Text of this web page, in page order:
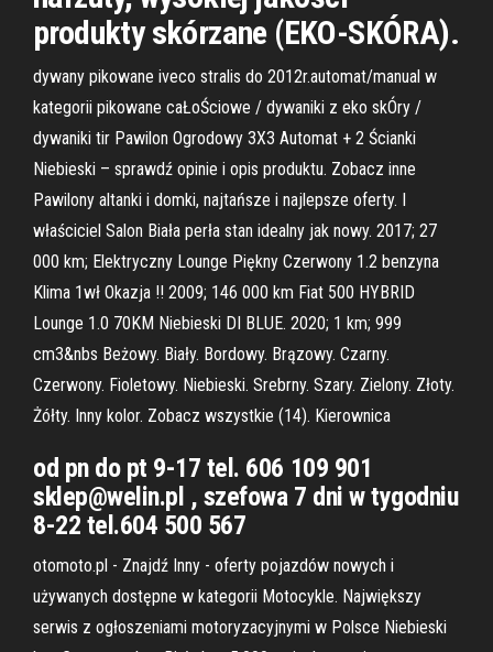
produkty skórzane (EKO-SKÓRA).
dywany pikowane iveco stralis do 2012r.automat/manual w
kategorii pikowane caŁoŚciowe / dywaniki z eko skÓry /
dywaniki tir Pawilon Ogrodowy 3X3 Automat + 2 Ścianki
Niebieski – sprawdź opinie i opis produktu. Zobacz inne
Pawilony altanki i domki, najtańsze i najlepsze oferty. I
właściciel Salon Biała perła stan idealny jak nowy. 2017; 27
000 km; Elektryczny Lounge Piękny Czerwony 1.2 benzyna
Klima 1wł Okazja !! 2009; 146 000 km Fiat 500 HYBRID
Lounge 1.0 70KM Niebieski DI BLUE. 2020; 1 km; 999
cm3&nbs Beżowy. Biały. Bordowy. Brązowy. Czarny.
Czerwony. Fioletowy. Niebieski. Srebrny. Szary. Zielony. Złoty.
Żółty. Inny kolor. Zobacz wszystkie (14). Kierownica
od pn do pt 9-17 tel. 606 109 901
sklep@welin.pl , szefowa 7 dni w tygodniu
8-22 tel.604 500 567
otomoto.pl - Znajdź Inny - oferty pojazdów nowych i
używanych dostępne w kategorii Motocykle. Największy
serwis z ogłoszeniami motoryzacyjnymi w Polsce Niebieski